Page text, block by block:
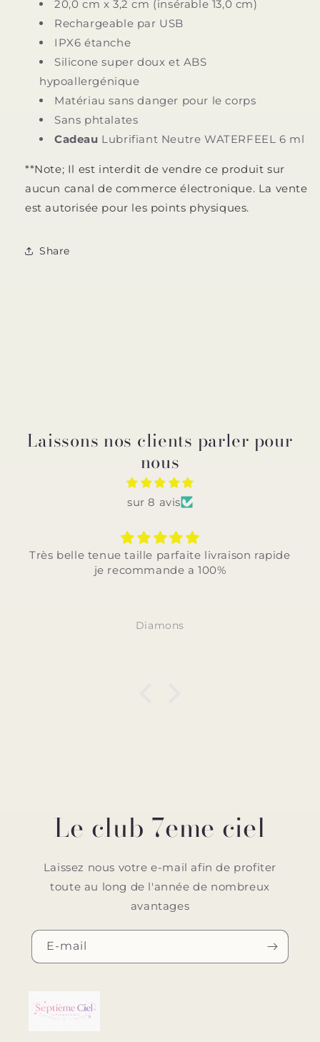
20,0 cm x 3,2 cm (insérable 13,0 cm)
Rechargeable par USB
IPX6 étanche
Silicone super doux et ABS
hypoallergénique
Matériau sans danger pour le corps
Sans phtalates
Cadeau Lubrifiant Neutre WATERFEEL 6 ml
**Note; Il est interdit de vendre ce produit sur
aucun canal de commerce électronique. La vente
est autorisée pour les points physiques.
Share
Laissons nos clients parler pour
nous
sur 8 avis
Très belle tenue taille parfaite livraison rapide
je recommande a 100%
Diamons
Le club 7eme ciel
Laissez nous votre e-mail afin de profiter
toute au long de l'année de nombreux
avantages
E-mail